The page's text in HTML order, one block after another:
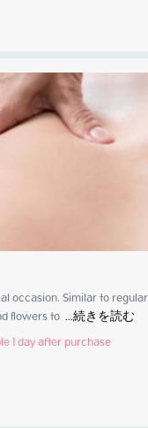
occasion. Similar to
flowers to ...続きを読む
1 day after purchase